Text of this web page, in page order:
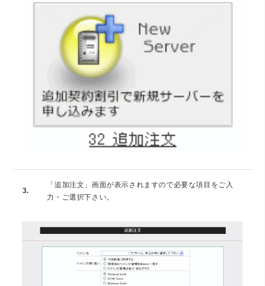
3.
「追加注文」画面が表示されますので必要な項目をご入
力・ご選択下さい。